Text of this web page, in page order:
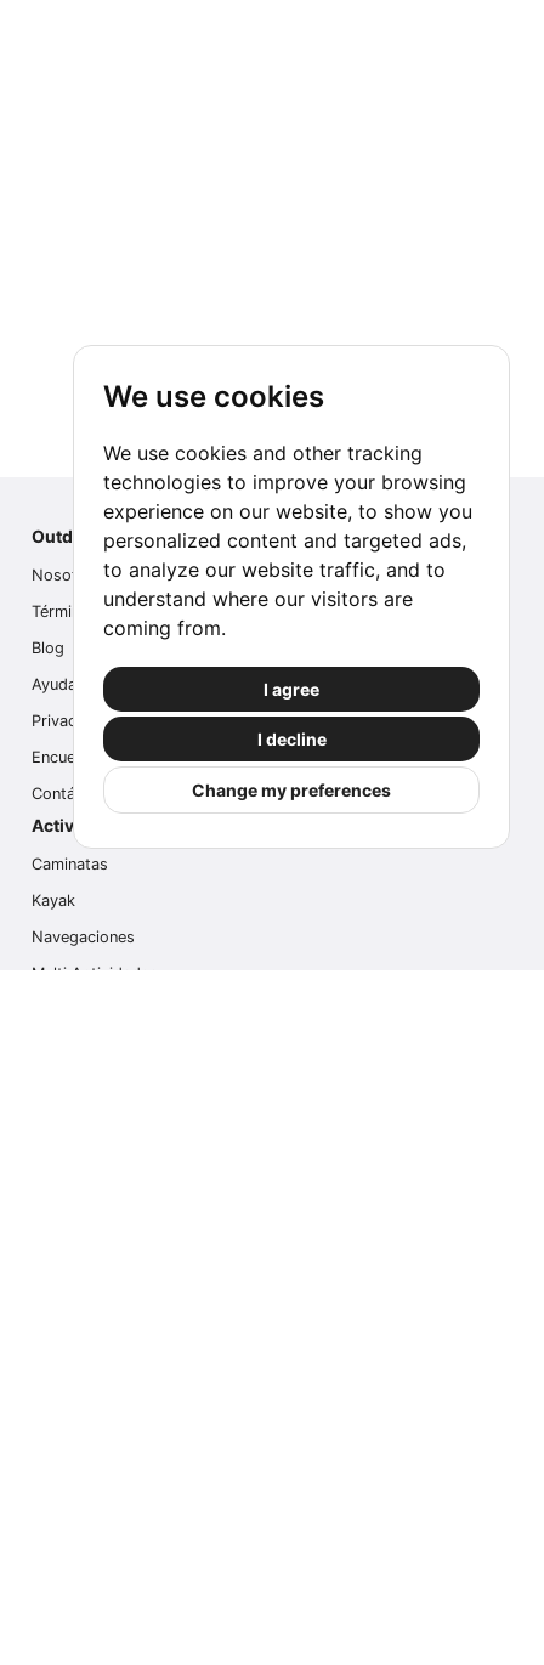
We use cookies
We use cookies and other tracking
technologies to improve your browsing
experience on our website, to show you
personalized content and targeted ads,
to analyze our website traffic, and to
understand where our visitors are
coming from.
I agree
I decline
Change my preferences
Outdoor Index
Nosotros
Términos
Blog
Ayuda
Privacidad
Encuesta
Contáctanos
Actividades populares
Caminatas
Kayak
Navegaciones
Multi Actividades